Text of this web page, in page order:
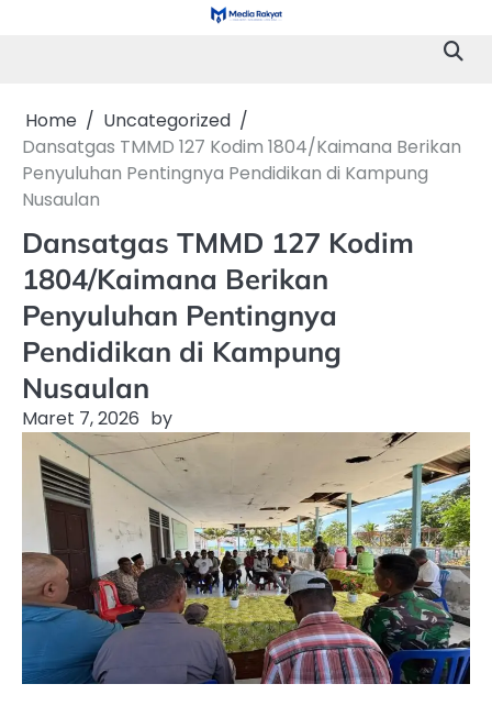
Home
Uncategorized
Dansatgas TMMD 127 Kodim 1804/Kaimana Berikan
Penyuluhan Pentingnya Pendidikan di Kampung
Nusaulan
Dansatgas TMMD 127 Kodim
1804/Kaimana Berikan
Penyuluhan Pentingnya
Pendidikan di Kampung
Nusaulan
Maret 7, 2026 by